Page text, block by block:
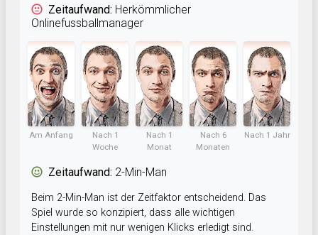
Zeitaufwand: Herkömmlicher
Onlinefussballmanager
Am Anfang
Nach 1
Woche
Nach 1
Monat
Nach 6
Monaten
Nach 1 Jahr
Zeitaufwand: 2-Min-Man
Beim 2-Min-Man ist der Zeitfaktor entscheidend. Das
Spiel wurde so konzipiert, dass alle wichtigen
Einstellungen mit nur wenigen Klicks erledigt sind.